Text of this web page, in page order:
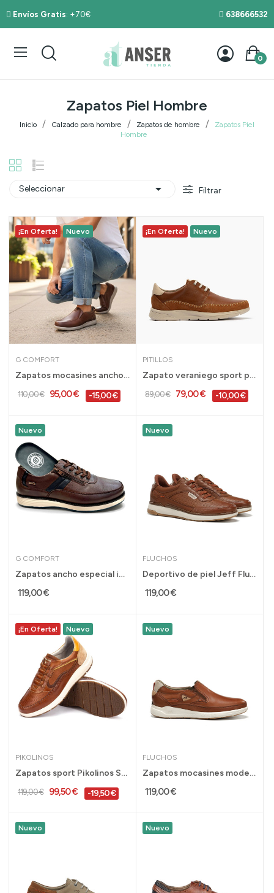
Envíos Gratis: +70€ 638666532
0
Zapatos Piel Hombre
Inicio Calzado para hombre Zapatos de hombre
Zapatos Piel
Hombre
Seleccionar  Filtrar
¡En Oferta! Nuevo
G COMFORT
Zapatos mocasines ancho especial cuero G...
110,00 € 95,00 € -15,00 €
¡En Oferta! Nuevo
PITILLOS
Zapato veraniego sport para hombre con cordones...
89,00 € 79,00 € -10,00 €
Nuevo
G COMFORT
Zapatos ancho especial impermeables G Comfort...
119,00 €
Nuevo
FLUCHOS
Deportivo de piel Jeff Fluchos calce rápido con...
119,00 €
¡En Oferta! Nuevo
PIKOLINOS
Zapatos sport Pikolinos Salamanca con cierre...
119,00 € 99,50 € -19,50 €
Nuevo
FLUCHOS
Zapatos mocasines modernos Kadir para hombre...
119,00 €
Nuevo Nuevo